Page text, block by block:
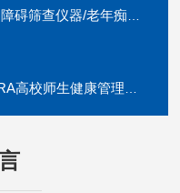
查仪器/老年痴呆筛查设备
校师生健康管理设备